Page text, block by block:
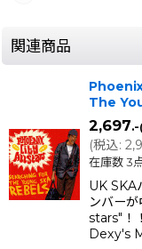
関連商品
The
2,697.-
(税込:
在庫数 3
UK SKA
ンバー
stars"！
Dexy's